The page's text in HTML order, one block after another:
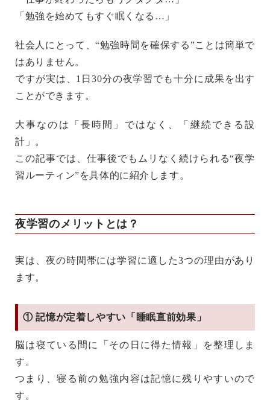
「勉強を始めてもすぐ眠くなる…」
社会人にとって、“勉強時間を確保する”ことは簡単で
はありません。
ですが実は、 1日30分の夜学習でも十分に成果を出す
ことができます。
大事なのは「長時間」ではなく、「 継続できる設
計 」。
この記事では、仕事後でもムリなく続けられる“夜学
習ルーティン”を具体的に紹介します。
夜学習のメリットとは？
実は、夜の時間帯には学習に適した3つの理由があり
ます。
① 記憶が定着しやすい「睡眠直前効果」
脳は寝ている間に「その日に得た情報」を整理しま
す。
つまり、寝る前の勉強内容は記憶に残りやすいので
す。